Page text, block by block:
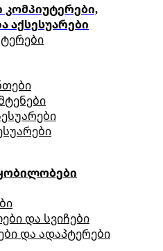
აქსესუარები
და სვიჩები
და ადაპტერები